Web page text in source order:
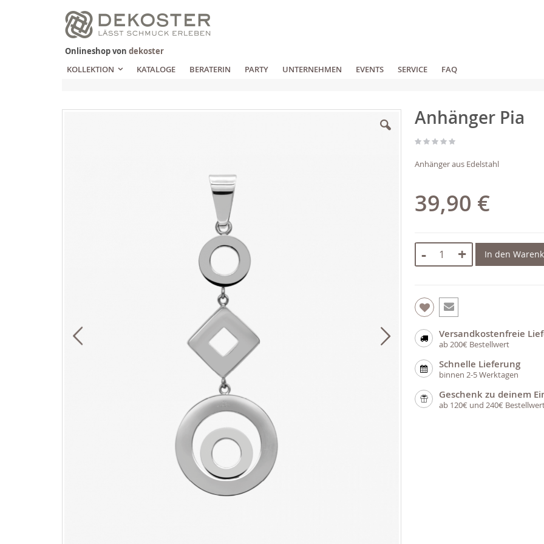
Zum
Inhalt
springen
Onlineshop von dekoster
KOLLEKTION
KATALOGE BERATERIN PARTY UNTERNEHMEN EVENTS SERVICE FAQ
Anhänger Pia
Anhänger aus Edelstahl
39,90 €
- + In den
Versandkostenfreie
ab 200€ Bestellwert
Schnelle Lieferung
binnen 2-5 Werktagen
Geschenk zu deinem
ab 120€ und 240€